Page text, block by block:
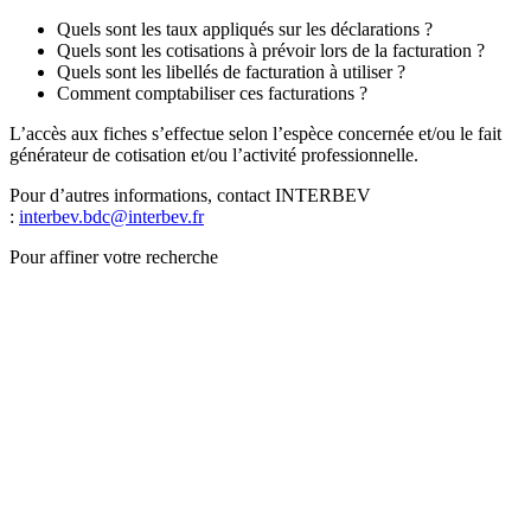
Quels sont les taux appliqués sur les déclarations ?
Quels sont les cotisations à prévoir lors de la facturation ?
Quels sont les libellés de facturation à utiliser ?
Comment comptabiliser ces facturations ?
L’accès aux fiches s’effectue selon l’espèce concernée et/ou le fait
générateur de cotisation et/ou l’activité professionnelle.
Pour d’autres informations, contact INTERBEV
: interbev.bdc@interbev.fr
Pour affiner votre recherche